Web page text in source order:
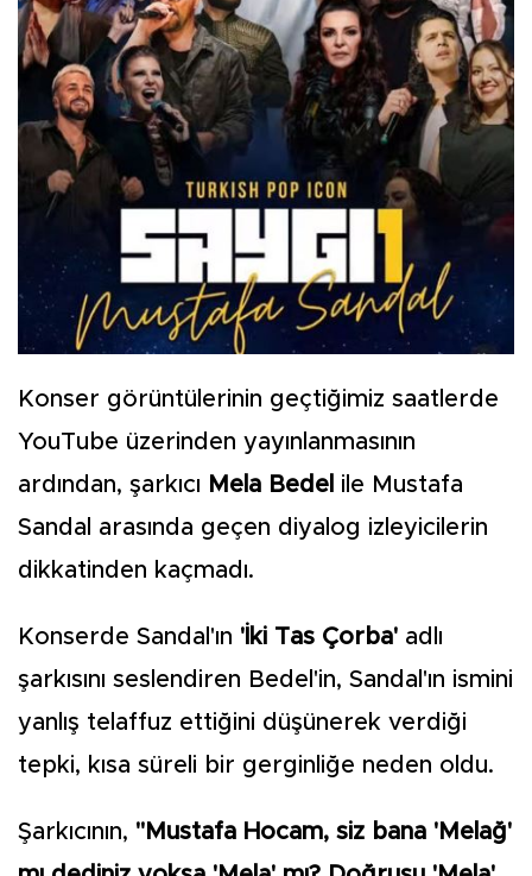
Konser görüntülerinin geçtiğimiz saatlerde
YouTube üzerinden yayınlanmasının
ardından, şarkıcı Mela Bedel ile Mustafa
Sandal arasında geçen diyalog izleyicilerin
dikkatinden kaçmadı.
Konserde Sandal'ın 'İki Tas Çorba' adlı
şarkısını seslendiren Bedel'in, Sandal'ın ismini
yanlış telaffuz ettiğini düşünerek verdiği
tepki, kısa süreli bir gerginliğe neden oldu.
Şarkıcının, "Mustafa Hocam, siz bana 'Melağ'